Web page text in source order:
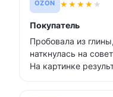
OZON ★★★★ ★
Покупатель
Пробовала из
наткнулась на
На картинке